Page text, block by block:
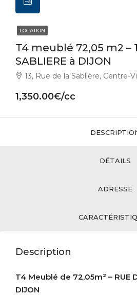
LOCATION
T4 meublé 72,05 m2 –
SABLIERE à DIJON
13, Rue de la Sablière, Centre-Ville, Dijon, Côte-d'Or, Bourgogne-
1,350.00€/cc
DÉTAILS
ADRESSE
Description
T4 Meublé de 72,05m² – RUE
DIJON